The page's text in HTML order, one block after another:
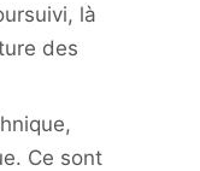
là
des
Ce sont